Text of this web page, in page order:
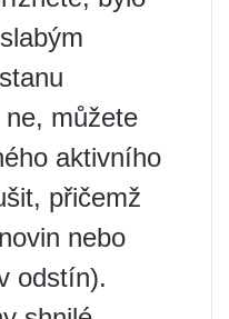
můžete
aktivního
přičemž
nebo
odstín).